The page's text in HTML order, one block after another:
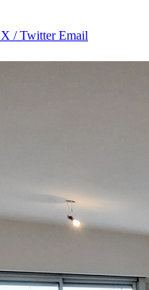
X / TwitterEmail